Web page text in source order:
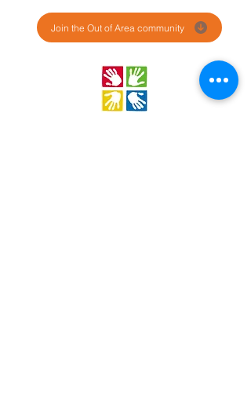
Join the Out of Area community